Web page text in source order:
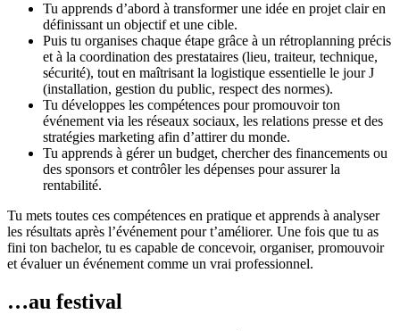
Tu apprends d’abord à transformer une idée en projet clair en
définissant un objectif et une cible.
Puis tu organises chaque étape grâce à un rétroplanning précis
et à la coordination des prestataires (lieu, traiteur, technique,
sécurité), tout en maîtrisant la logistique essentielle le jour J
(installation, gestion du public, respect des normes).
Tu développes les compétences pour promouvoir ton
événement via les réseaux sociaux, les relations presse et des
stratégies marketing afin d’attirer du monde.
Tu apprends à gérer un budget, chercher des financements ou
des sponsors et contrôler les dépenses pour assurer la
rentabilité.
Tu mets toutes ces compétences en pratique et apprends à analyser
les résultats après l’événement pour t’améliorer. Une fois que tu as
fini ton bachelor, tu es capable de concevoir, organiser, promouvoir
et évaluer un événement comme un vrai professionnel.
…au festival